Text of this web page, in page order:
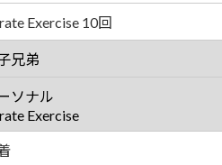
Exercise 10回
兄弟
ソナル
Exercise